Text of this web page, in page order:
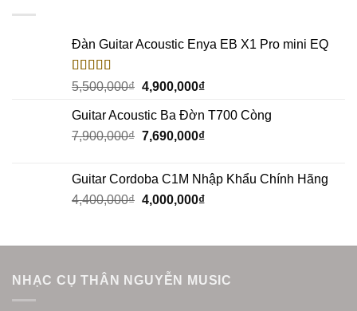
Đàn Guitar Acoustic Enya EB X1 Pro mini EQ
Rated5.00
out of 5
5,500,000₫ 4,900,000₫
Guitar Acoustic Ba Đờn T700 Còng
7,900,000₫ 7,690,000₫
Guitar Cordoba C1M Nhập Khẩu Chính Hãng
4,400,000₫ 4,000,000₫
NHẠC CỤ THÂN NGUYỄN MUSIC